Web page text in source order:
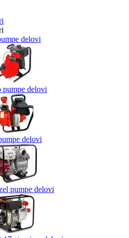
delovi
delovi
delovi
pumpe delovi